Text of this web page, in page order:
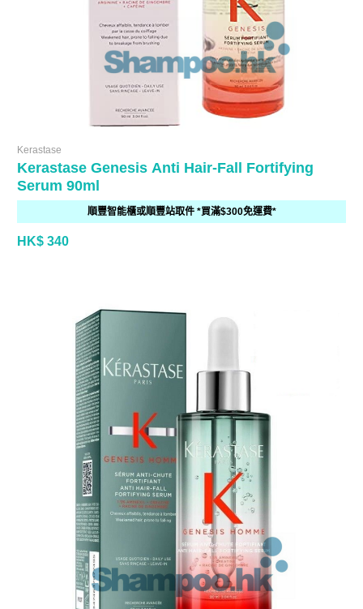
Kerastase
Kerastase Genesis Anti Hair-Fall Fortifying
Serum 90ml
順豐智能櫃或順豐站取件 *買滿$300免運費*
HK$ 340